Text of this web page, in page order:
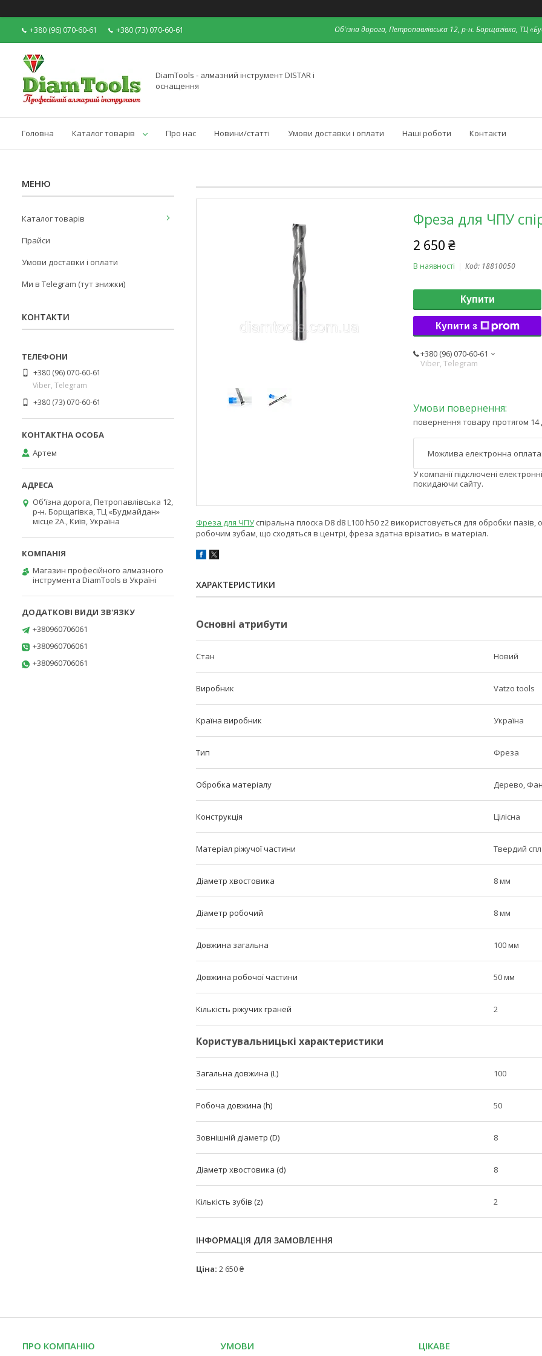
+380 (96) 070-60-61 +380 (73) 070-60-61 Об'їзна дорога, Петропавлівська 12, р-н. Борщагівка, ТЦ
DiamTools - алмазний інструмент DISTAR і
оснащення
Головна Каталог товарів Про нас Новини/статті Умови доставки і оплати Наші роботи Контакти
Фреза для ЧПУ
2 650 ₴
В наявності Код: 18810050
Купити
Купити з
+380 (96) 070-60-61
Viber, Telegram
повернення товару протягом 14
У компанії підключені
покидаючи сайту.
Фреза для ЧПУспіральна плоска D8 d8 L100 h50 z2 використовується для обробки
робочим зубам, що сходяться в центрі, фреза здатна врізатись в матеріал.
ХАРАКТЕРИСТИКИ
Основні атрибути
Стан Новий
Виробник Vatzo tools
Країна виробник Україна
Тип Фреза
Обробка матеріалу Дерево,
Конструкція Цілісна
Матеріал ріжучої частини Твердий
Діаметр хвостовика 8 мм
Діаметр робочий 8 мм
Довжина загальна 100 мм
Довжина робочої частини 50 мм
Кількість ріжучих граней 2
Користувальницькі характеристики
Загальна довжина (L) 100
Робоча довжина (h) 50
Зовнішній діаметр (D) 8
Діаметр хвостовика (d) 8
Кількість зубів (z) 2
ІНФОРМАЦІЯ ДЛЯ ЗАМОВЛЕННЯ
Ціна: 2 650 ₴
Каталог товарів
Прайси
Умови доставки і оплати
Ми в Telegram (тут знижки)
КОНТАКТИ
+380 (96) 070-60-61
Viber, Telegram
+380 (73) 070-60-61
Артем
Об'їзна дорога, Петропавлівська 12,
р-н. Борщагівка, ТЦ «Будмайдан»
місце 2А., Київ, Україна
Магазин професійного алмазного
інструмента DiamTools в Україні
+380960706061
+380960706061
+380960706061
ПРО КОМПАНІЮ УМОВИ ЦІКАВЕ